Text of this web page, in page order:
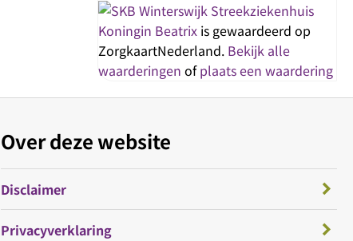
Streekziekenhuis
Koningin Beatrix is gewaardeerd op
ZorgkaartNederland. Bekijk alle
waarderingen ofplaats een waardering
Over deze website
Disclaimer
Privacyverklaring